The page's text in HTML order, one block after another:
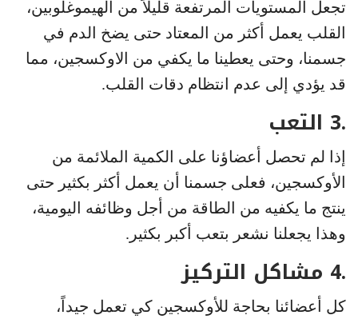
تجعل المستويات المرتفعة قليلاً من الهيموغلوبين،
القلب يعمل أكثر من المعتاد حتى يضخ الدم في
جسمنا، وحتى يعطينا ما يكفي من الاوكسجين، مما
قد يؤدي إلى عدم انتظام دقات القلب.
.3 التعب
إذا لم تحصل أعضاؤنا على الكمية الملائمة من
الأوكسجين، فعلى جسمنا أن يعمل أكثر بكثير حتى
ينتج ما يكفيه من الطاقة من أجل وظائفه اليومية،
وهذا يجعلنا نشعر بتعب أكبر بكثير.
.4 مشاكل التركيز
كل أعضائنا بحاجة للأوكسجين كي تعمل جيداً،